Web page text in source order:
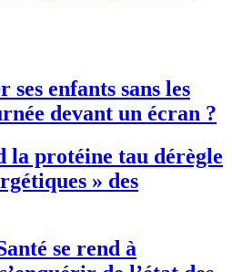
ses enfants sans les
devant un écran ?
la protéine tau dérègle
» des
se rend à